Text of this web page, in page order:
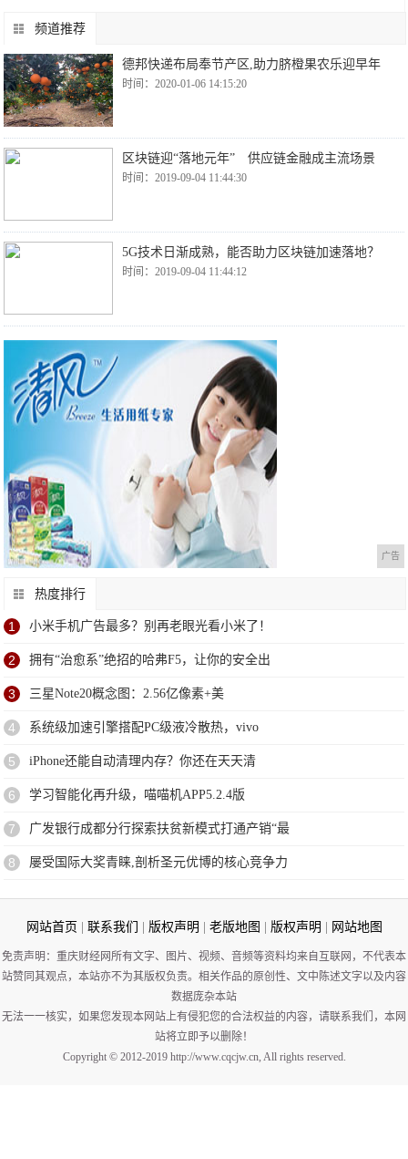
频道推荐
德邦快递布局奉节产区,助力脐橙果农乐迎早年
时间：2020-01-06 14:15:20
区块链迎“落地元年” 供应链金融成主流场景
时间：2019-09-04 11:44:30
5G技术日渐成熟，能否助力区块链加速落地？
时间：2019-09-04 11:44:12
广告
热度排行
1 小米手机广告最多？别再老眼光看小米了！
2 拥有“治愈系”绝招的哈弗F5，让你的安全出
3 三星Note20概念图：2.56亿像素+美
4 系统级加速引擎搭配PC级液冷散热，vivo
5 iPhone还能自动清理内存？你还在天天清
6 学习智能化再升级，喵喵机APP5.2.4版
7 广发银行成都分行探索扶贫新模式打通产销“最
8 屡受国际大奖青睐,剖析圣元优博的核心竞争力
网站首页 联系我们 版权声明 老版地图 版权声明 网站地图
免责声明：重庆财经网所有文字、图片、视频、音频等资料均来自互联网，不代表本
站赞同其观点，本站亦不为其版权负责。相关作品的原创性、文中陈述文字以及内容
数据庞杂本站
无法一一核实，如果您发现本网站上有侵犯您的合法权益的内容，请联系我们，本网
站将立即予以删除！
Copyright © 2012-2019 http://www.cqcjw.cn, All rights reserved.